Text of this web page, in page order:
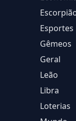
Esportes
Gêmeos
Geral
Leão
Libra
Loterias